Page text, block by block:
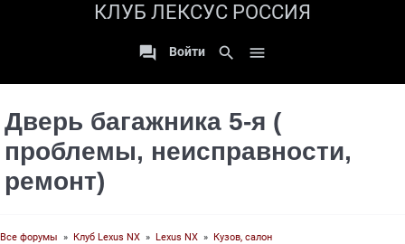
КЛУБ ЛЕКСУС РОССИЯ
 Войти search 
Дверь багажника 5-я (
проблемы, неисправности,
ремонт)
Все форумы » Клуб Lexus NX » Lexus NX » Кузов, салон